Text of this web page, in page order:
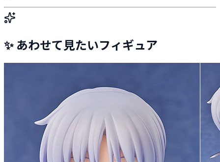
✨ あわせて見たいフィギュア